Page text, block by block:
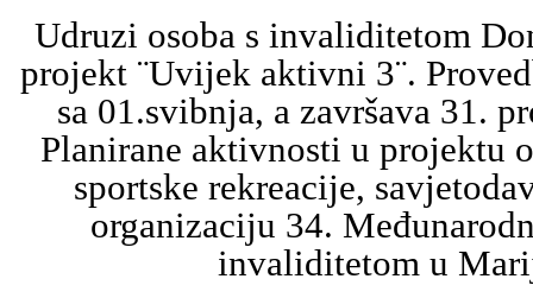
Udruzi osoba s invaliditetom
projekt ¨Uvijek aktivni 3¨.
sa 01.svibnja, a završava 31.
Planirane aktivnosti u projektu
sportske rekreacije,
organizaciju 34.
invaliditetom u